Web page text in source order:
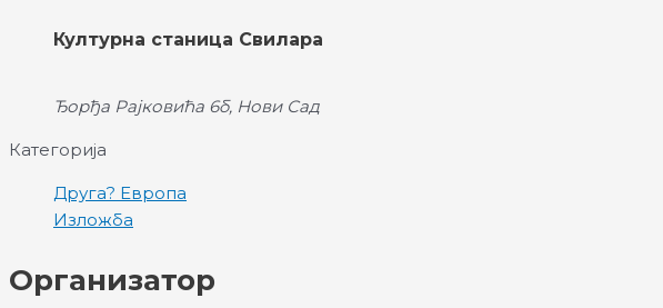
Културна станица Свилара
Ђорђа Рајковића 6б, Нови Сад
Категорија
Друга? Европа
Изложба
Организатор